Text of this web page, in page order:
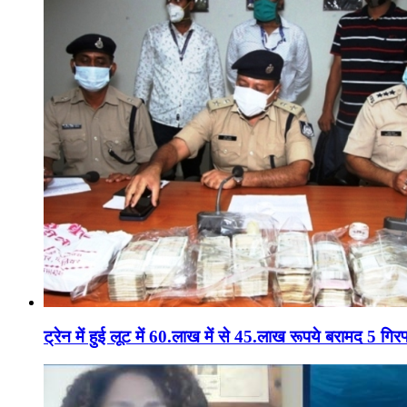
ट्रेन में हुई लूट में 60.लाख में से 45.लाख रूपये बरामद 5